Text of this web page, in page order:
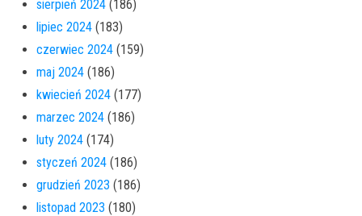
sierpień 2024 (186)
lipiec 2024 (183)
czerwiec 2024 (159)
maj 2024 (186)
kwiecień 2024 (177)
marzec 2024 (186)
luty 2024 (174)
styczeń 2024 (186)
grudzień 2023 (186)
listopad 2023 (180)